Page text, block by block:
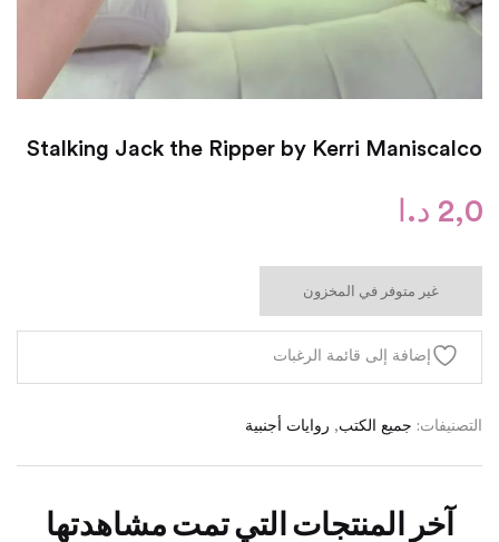
Stalking Jack the Ripper by Kerri Maniscalco
2,0 د.ا
غير متوفر في المخزون
إضافة إلى قائمة الرغبات
التصنيفات: جميع الكتب, روايات أجنبية
آخر المنتجات التي تمت مشاهدتها